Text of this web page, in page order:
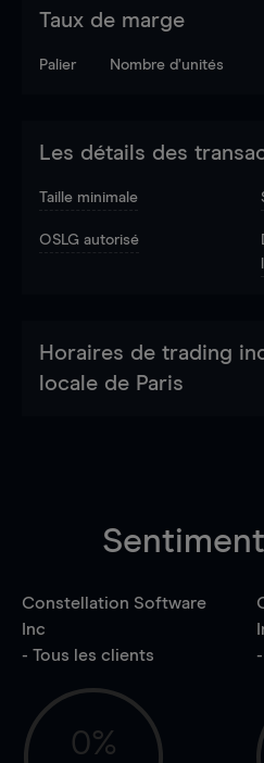
Taux de marge
Palier Nombre d’unités
Les détails des
Taille minimale
OSLG autorisé
Horaires de trading
locale de Paris
Constellation Software
Inc
- Tous les clients
0%